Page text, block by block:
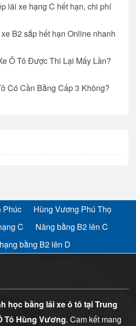
lái xe hạng C hết hạn, chi phí
B2 sắp hết hạn Online nhanh
Ô Tô Được Thi Lại Mấy Lần?
Có Cần Bằng Cấp 3 Không?
Phúc
Hùng Vương Phú Thọ
C
Nâng bằng B2 lên C
bằng B2 lên D
học bằng lái xe ô tô tại Trung
Tô Hùng Vương. Cam kết mang